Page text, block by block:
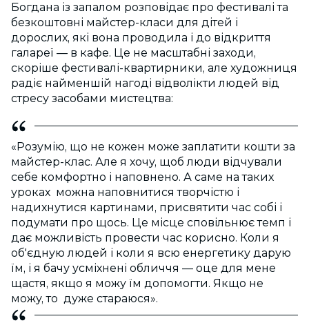
Богдана із запалом розповідає про фестивалі та
безкоштовні майстер-класи для дітей і
дорослих, які вона проводила і до відкриття
галареї — в кафе. Це не масштабні заходи,
скоріше фестивалі-квартирники, але художниця
радіє найменшій нагоді відволікти людей від
стресу засобами мистецтва:
«Розумію, що не кожен може заплатити кошти за
майстер-клас. Але я хочу, щоб люди відчували
себе комфортно і наповнено. А саме на таких
уроках можна наповнитися творчістю і
надихнутися картинами, присвятити час собі і
подумати про щось. Це місце сповільнює темп і
дає можливість провести час корисно. Коли я
об'єдную людей і коли я всю енергетику дарую
їм, і я бачу усміхнені обличчя — оце для мене
щастя, якщо я можу їм допомогти. Якщо не
можу, то дуже стараюся».